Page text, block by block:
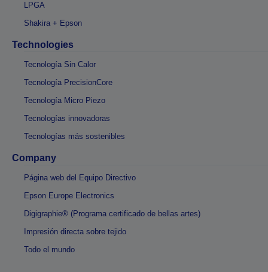
LPGA
Shakira + Epson
Technologies
Tecnología Sin Calor
Tecnología PrecisionCore
Tecnología Micro Piezo
Tecnologías innovadoras
Tecnologías más sostenibles
Company
Página web del Equipo Directivo
Epson Europe Electronics
Digigraphie® (Programa certificado de bellas artes)
Impresión directa sobre tejido
Todo el mundo